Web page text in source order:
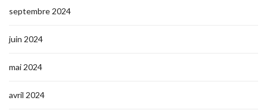
septembre 2024
juin 2024
mai 2024
avril 2024